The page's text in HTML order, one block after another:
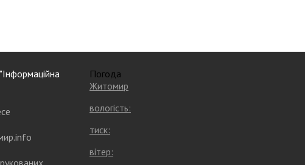
Погода
Житомир
вологість:
тиск:
вітер: